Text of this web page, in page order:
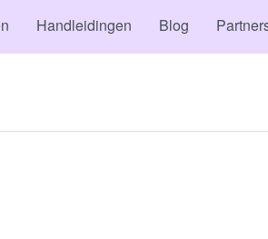
Handleidingen Blog